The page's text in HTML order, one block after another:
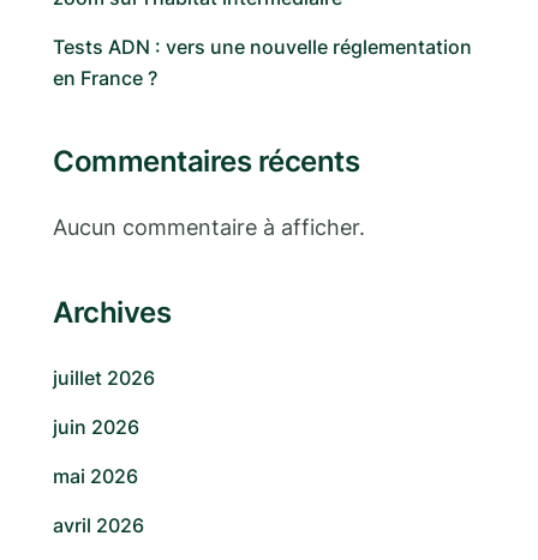
Tests ADN : vers une nouvelle réglementation
en France ?
Commentaires récents
Aucun commentaire à afficher.
Archives
juillet 2026
juin 2026
mai 2026
avril 2026